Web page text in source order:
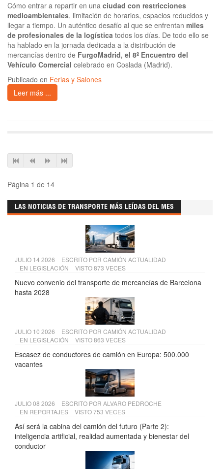
Cómo entrar a repartir en una ciudad con restricciones
medioambientales, limitación de horarios, espacios reducidos y
llegar a tiempo. Un auténtico desafío al que se enfrentan miles
de profesionales de la logística todos los días. De todo ello se
ha hablado en la jornada dedicada a la distribución de
mercancías dentro de FurgoMadrid, el 8º Encuentro del
Vehículo Comercial celebrado en Coslada (Madrid).
Publicado en Ferias y Salones
Leer más ...
Página 1 de 14
LAS NOTICIAS DE TRANSPORTE MÁS LEÍDAS DEL MES
JULIO 14 2026 ESCRITO POR CAMIÓN ACTUALIDAD
EN LEGISLACIÓN VISTO 873 VECES
Nuevo convenio del transporte de mercancías de Barcelona
hasta 2028
JULIO 10 2026 ESCRITO POR CAMIÓN ACTUALIDAD
EN LEGISLACIÓN VISTO 863 VECES
Escasez de conductores de camión en Europa: 500.000
vacantes
JULIO 08 2026 ESCRITO POR ALVARO PEDROCHE
EN REPORTAJES VISTO 753 VECES
Así será la cabina del camión del futuro (Parte 2):
inteligencia artificial, realidad aumentada y bienestar del
conductor